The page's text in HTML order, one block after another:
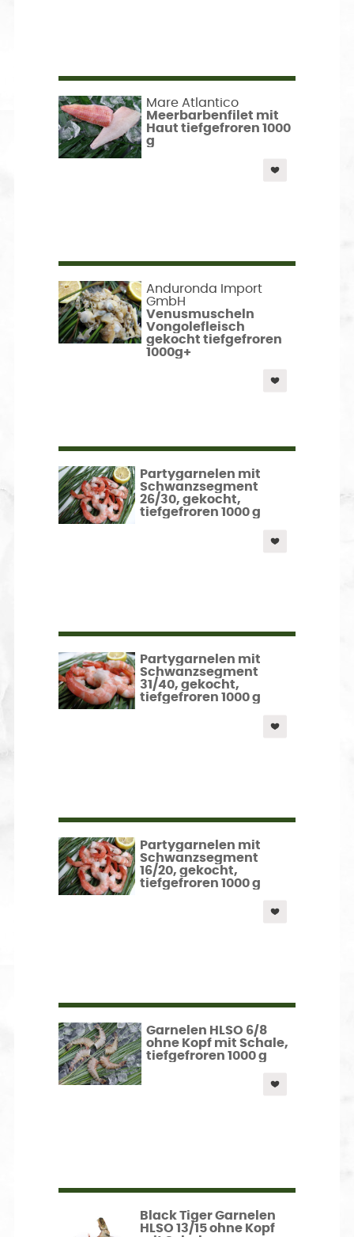
Mare Atlantico
Meerbarbenfilet mit
Haut tiefgefroren 1000
g
Anduronda Import
GmbH
Venusmuscheln
Vongolefleisch
gekocht tiefgefroren
1000g+
Partygarnelen mit
Schwanzsegment
26/30, gekocht,
tiefgefroren 1000 g
Partygarnelen mit
Schwanzsegment
31/40, gekocht,
tiefgefroren 1000 g
Partygarnelen mit
Schwanzsegment
16/20, gekocht,
tiefgefroren 1000 g
Garnelen HLSO 6/8
ohne Kopf mit Schale,
tiefgefroren 1000 g
Black Tiger Garnelen
HLSO 13/15 ohne Kopf